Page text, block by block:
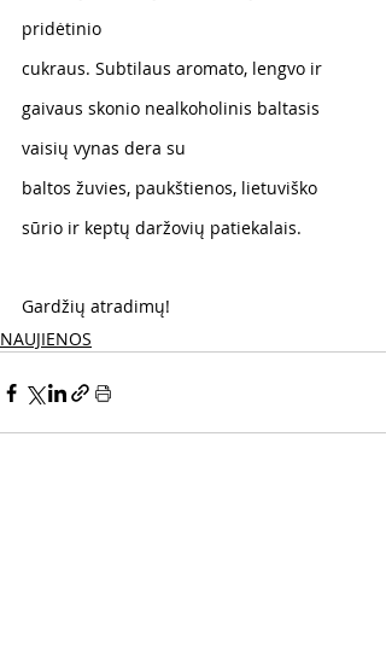
pridėtinio
cukraus. Subtilaus aromato, lengvo ir
gaivaus skonio nealkoholinis baltasis
vaisių vynas dera su
baltos žuvies, paukštienos, lietuviško
sūrio ir keptų daržovių patiekalais.
Gardžių atradimų!
NAUJIENOS